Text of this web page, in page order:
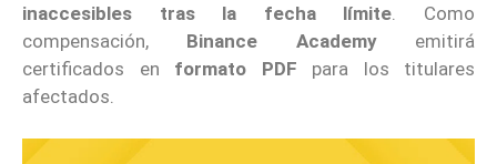
inaccesibles tras la fecha límite . Como
compensación, Binance Academyemitirá
certificados en formato PDF para los titulares
afectados.